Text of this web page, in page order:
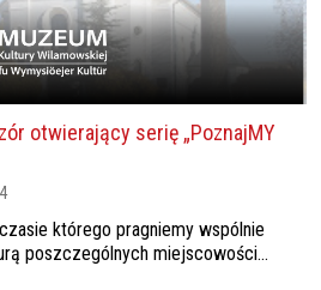
otwierający serię „PoznajMY
którego pragniemy wspólnie
poszczególnych miejscowości...